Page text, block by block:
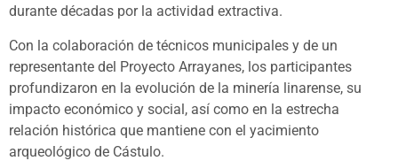
durante décadas por la actividad extractiva.
Con la colaboración de técnicos municipales y de un
representante del Proyecto Arrayanes, los participantes
profundizaron en la evolución de la minería linarense, su
impacto económico y social, así como en la estrecha
relación histórica que mantiene con el yacimiento
arqueológico de Cástulo.